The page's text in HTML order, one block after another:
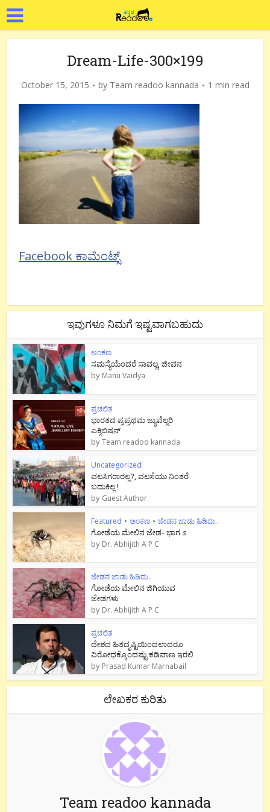
Dream-Life-300×199
October 15, 2015 by Team readoo kannada 1 min read
Facebook ಕಾಮೆಂಟ್ಸ್
ಇವುಗಳೂ ನಿಮಗೆ ಇಷ್ಟವಾಗಬಹುದು
ಅಂಕಣ
ಸಮಸ್ಯೆಯೆಂದರೆ ಸಾವಲ್ಲ, ಜೀವನ
by Manu Vaidya
ಪ್ರಚಲಿತ
ಭಾರತದ ಪ್ರಪ್ರಥಮ ಜ್ಯುವೆಲ್ಲರಿ
ಎಕ್ಸಿಬಿಷನ್
byTeam readoo kannada
Uncategorized
ವಲಸಿಗರಾರಲ್ಲ?, ವಲಸೆಯು ನಿಂತರೆ
ಬದುಕಿಲ್ಲ !
by Guest Author
Featured • ಅಂಕಣ • ಜೇಡನ ಜಾಡು ಹಿಡಿದು..
ಗೋಡೆಯ ಮೇಲಿನ ಜೇಡ- ಭಾಗ ೨
by Dr. Abhijith A P C
ಜೇಡನ ಜಾಡು ಹಿಡಿದು..
ಗೋಡೆಯ ಮೇಲಿನ ಜಿಗಿಯುವ
ಜೇಡಗಳು
by Dr. Abhijith A P C
ಪ್ರಚಲಿತ
ದೇಶದ ಹಿತದೃಷ್ಟಿಯಿಂದಲಾದರೂ
ವಿರೋಧಕ್ಕೊಂದಷ್ಟು ಕಡಿವಾಣ ಇರಲಿ
by Prasad Kumar Marnabail
ಲೇಖಕರ ಕುರಿತು
Team readoo kannada